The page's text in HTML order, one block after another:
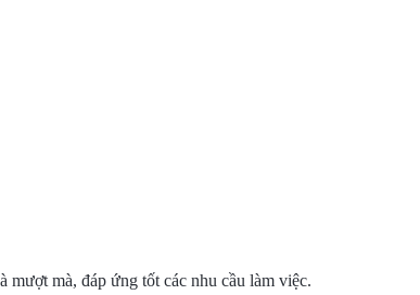
mà, đáp ứng tốt các nhu cầu làm việc.